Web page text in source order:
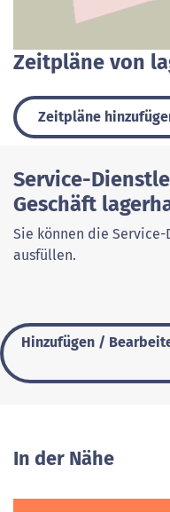
Zeitpläne von
Zeitpläne
Service-
Geschäft
Sie können die
ausfüllen.
Hinzufügen /
In der Nähe